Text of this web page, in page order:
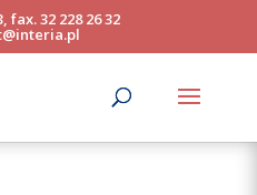
fax. 32 228 26 32